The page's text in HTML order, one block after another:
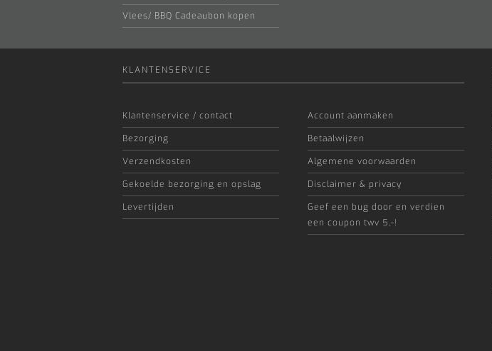
Vlees/ BBQ Cadeaubon kopen
KLANTENSERVICE
Klantenservice / contact
Bezorging
Verzendkosten
Gekoelde bezorging en opslag
Levertijden
Account aanmaken
Betaalwijzen
Algemene voorwaarden
Disclaimer & privacy
Geef een bug door en verdien
een coupon twv 5,-!